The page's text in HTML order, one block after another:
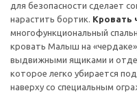
для безопасности сделает
нарастить бортик. Кровать
многофункциональный
кровать Малыш на
выдвижными ящиками и
которое легко убирается
наверху со специальным